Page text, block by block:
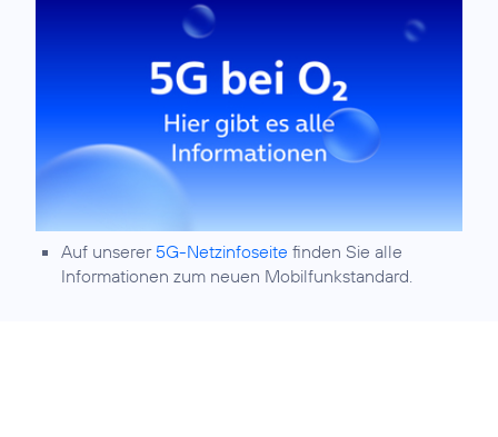
Auf unserer 5G-Netzinfoseite finden Sie alle
Informationen zum neuen Mobilfunkstandard.